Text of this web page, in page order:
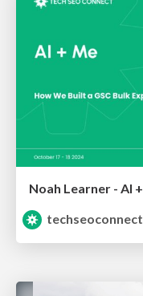
techseoconnect